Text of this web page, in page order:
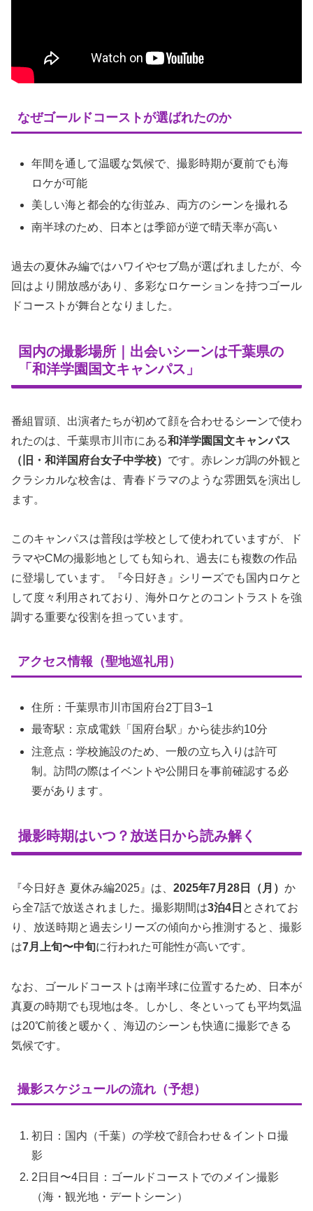
なぜゴールドコーストが選ばれたのか
年間を通して温暖な気候で、撮影時期が夏前でも海
ロケが可能
美しい海と都会的な街並み、両方のシーンを撮れる
南半球のため、日本とは季節が逆で晴天率が高い
過去の夏休み編ではハワイやセブ島が選ばれましたが、今
回はより開放感があり、多彩なロケーションを持つゴール
ドコーストが舞台となりました。
国内の撮影場所｜出会いシーンは千葉県の
「和洋学園国文キャンパス」
番組冒頭、出演者たちが初めて顔を合わせるシーンで使わ
れたのは、千葉県市川市にある和洋学園国文キャンパス
（旧・和洋国府台女子中学校） です。赤レンガ調の外観と
クラシカルな校舎は、青春ドラマのような雰囲気を演出し
ます。
このキャンパスは普段は学校として使われていますが、ド
ラマやCMの撮影地としても知られ、過去にも複数の作品
に登場しています。『今日好き』シリーズでも国内ロケと
して度々利用されており、海外ロケとのコントラストを強
調する重要な役割を担っています。
アクセス情報（聖地巡礼用）
住所：千葉県市川市国府台2丁目3−1
最寄駅：京成電鉄「国府台駅」から徒歩約10分
注意点：学校施設のため、一般の立ち入りは許可
制。訪問の際はイベントや公開日を事前確認する必
要があります。
撮影時期はいつ？放送日から読み解く
『今日好き 夏休み編2025』は、 2025年7月28日（月） か
ら全7話で放送されました。撮影期間は3泊4日 とされてお
り、放送時期と過去シリーズの傾向から推測すると、撮影
は7月上旬〜中旬に行われた可能性が高いです。
なお、ゴールドコーストは南半球に位置するため、日本が
真夏の時期でも現地は冬。しかし、冬といっても平均気温
は20℃前後と暖かく、海辺のシーンも快適に撮影できる
気候です。
撮影スケジュールの流れ（予想）
初日：国内（千葉）の学校で顔合わせ＆イントロ撮
影
2日目〜4日目：ゴールドコーストでのメイン撮影
（海・観光地・デートシーン）